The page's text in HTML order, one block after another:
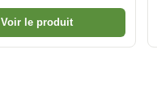
Voir le produit